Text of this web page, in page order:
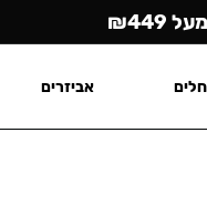
אביזרים